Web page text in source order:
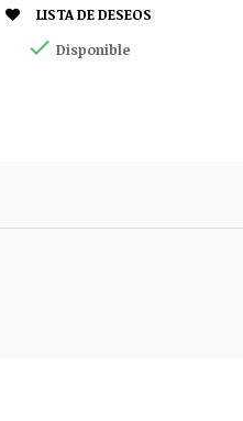
 LISTA DE DESEOS
 Disponible